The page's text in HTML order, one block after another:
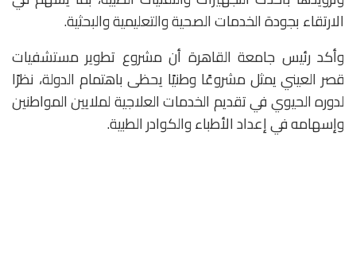
الارتقاء بجودة الخدمات الصحية والتعليمية والبحثية.
وأكد رئيس جامعة القاهرة أن مشروع تطوير مستشفيات
قصر العيني يمثل مشروعًا وطنيًا يحظى باهتمام الدولة، نظرًا
لدوره الحيوي في تقديم الخدمات العلاجية لملايين المواطنين
وإسهامه في إعداد الأطباء والكوادر الطبية.